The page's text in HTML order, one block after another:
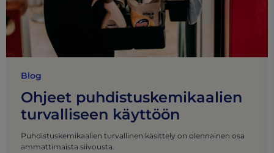
Blog
Ohjeet puhdistuskemikaalien
turvalliseen käyttöön
Puhdistuskemikaalien turvallinen käsittely on olennainen osa
ammattimaista siivousta.